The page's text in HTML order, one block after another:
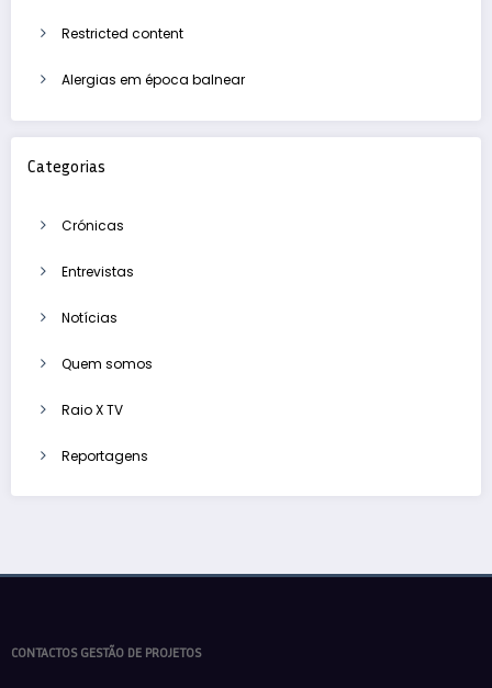
Restricted content
Alergias em época balnear
Categorias
Crónicas
Entrevistas
Notícias
Quem somos
Raio X TV
Reportagens
CONTACTOS GESTÃO DE PROJETOS